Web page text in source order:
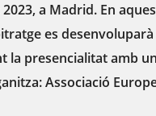
a Madrid. En
es
la presencialitat amb
Associació